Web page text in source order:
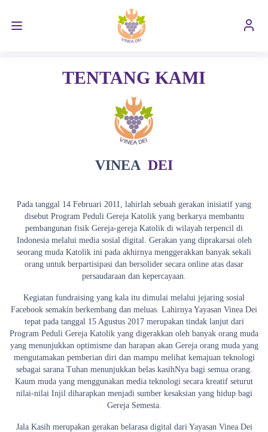
TENTANG KAMI
VINEA DEI
Pada tanggal 14 Februari 2011, lahirlah sebuah gerakan inisiatif yang
disebut Program Peduli Gereja Katolik yang berkarya membantu
pembangunan fisik Gereja-gereja Katolik di wilayah terpencil di
Indonesia melalui media sosial digital. Gerakan yang diprakarsai oleh
seorang muda Katolik ini pada akhirnya menggerakkan banyak sekali
orang untuk berpartisipasi dan bersolider secara online atas dasar
persaudaraan dan kepercayaan.
Kegiatan fundraising yang kala itu dimulai melalui jejaring sosial
Facebook semakin berkembang dan meluas. Lahirnya Yayasan Vinea Dei
tepat pada tanggal 15 Agustus 2017 merupakan tindak lanjut dari
Program Peduli Gereja Katolik yang digerakkan oleh banyak orang muda
yang menunjukkan optimisme dan harapan akan Gereja orang muda yang
mengutamakan pemberian diri dan mampu melihat kemajuan teknologi
sebagai sarana Tuhan menunjukkan belas kasihNya bagi semua orang.
Kaum muda yang menggunakan media teknologi secara kreatif seturut
nilai-nilai Injil diharapkan menjadi sumber kesaksian yang hidup bagi
Gereja Semesta.
Jala Kasih merupakan gerakan belarasa digital dari Yayasan Vinea Dei